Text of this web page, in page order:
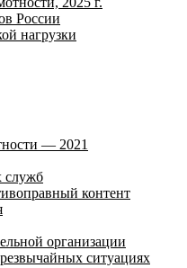
России
нагрузки
— 2021
служб
контент
организации
ситуациях